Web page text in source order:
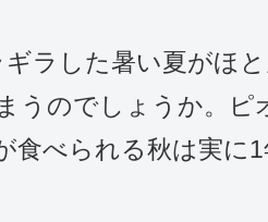
ラした暑い夏がほ
うのでしょうか。ピ
食べられる秋は実に